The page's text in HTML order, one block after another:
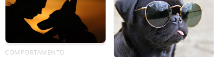
COMPORTAMENTO